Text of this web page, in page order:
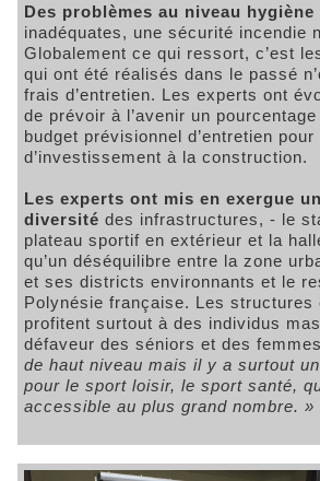
Des problèmes au niveau hygiène
inadéquates, une sécurité incendie
Globalement ce qui ressort, c’est
qui ont été réalisés dans le passé
frais d’entretien. Les experts ont
de prévoir à l’avenir un
budget prévisionnel d’entretien pour
d’investissement à la construction.
Les experts ont mis en exergue
diversité des infrastructures, - le
plateau sportif en extérieur et la
qu’un déséquilibre entre la zone
et ses districts environnants et le
Polynésie française. Les structures
profitent surtout à des individus
défaveur des séniors et des
de haut niveau mais il y a surtout
pour le sport loisir, le sport santé,
accessible au plus grand nombre. »